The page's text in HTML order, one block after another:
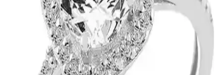
Defacto'nun Pink Çiçeksi-Meyvemsi parfümü, hafif şekerli ve
meyvemsi notalarıyla kalıcı ve ferah bir deneyim sunar, günlük
kullanıma uygun, şık tasarımıyla öne çıkar.
Monalisa Kadın İkili Model Siyah Kahverengi
Tonlar 6'lı Set: Şıklık ve Dayanıklılık Bir Arada